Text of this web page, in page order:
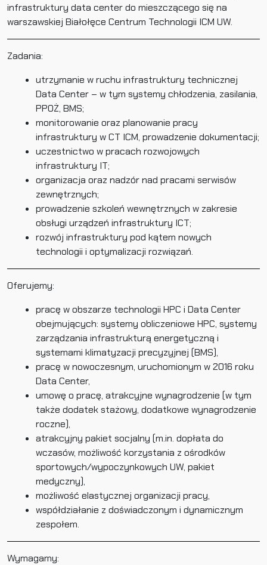
infrastruktury data center do mieszczącego się na
warszawskiej Białołęce Centrum Technologii ICM UW.
Zadania:
utrzymanie w ruchu infrastruktury technicznej
Data Center – w tym systemy chłodzenia, zasilania,
PPOŻ, BMS;
monitorowanie oraz planowanie pracy
infrastruktury w CT ICM, prowadzenie dokumentacji;
uczestnictwo w pracach rozwojowych
infrastruktury IT;
organizacja oraz nadzór nad pracami serwisów
zewnętrznych;
prowadzenie szkoleń wewnętrznych w zakresie
obsługi urządzeń infrastruktury ICT;
rozwój infrastruktury pod kątem nowych
technologii i optymalizacji rozwiązań.
Oferujemy:
pracę w obszarze technologii HPC i Data Center
obejmujących: systemy obliczeniowe HPC, systemy
zarządzania infrastrukturą energetyczną i
systemami klimatyzacji precyzyjnej (BMS),
pracę w nowoczesnym, uruchomionym w 2016 roku
Data Center,
umowę o pracę, atrakcyjne wynagrodzenie (w tym
także dodatek stażowy, dodatkowe wynagrodzenie
roczne),
atrakcyjny pakiet socjalny (m.in. dopłata do
wczasów, możliwość korzystania z ośrodków
sportowych/wypoczynkowych UW, pakiet
medyczny),
możliwość elastycznej organizacji pracy,
współdziałanie z doświadczonym i dynamicznym
zespołem.
Wymagamy: